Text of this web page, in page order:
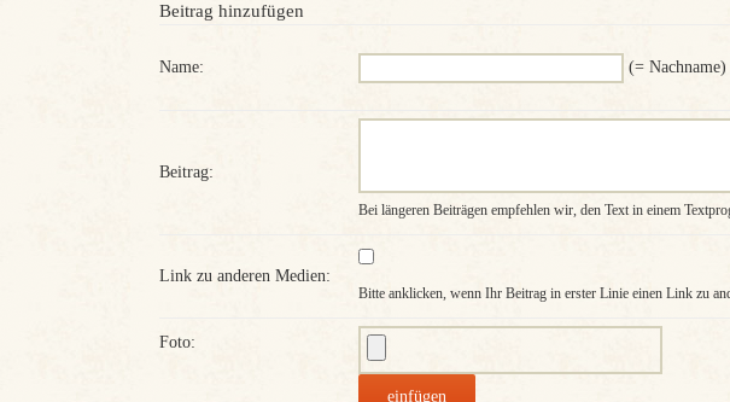
Beitrag hinzufügen
Name: (= Nachname)
Beitrag:
Bei längeren Beiträgen empfehlen wir, den Text in einem
Link zu anderen Medien:
Bitte anklicken, wenn Ihr Beitrag in erster Linie einen Link zu
Foto: